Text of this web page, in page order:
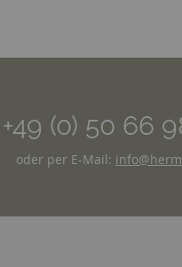
+49 (0) 50 66
oder per E-Mail: